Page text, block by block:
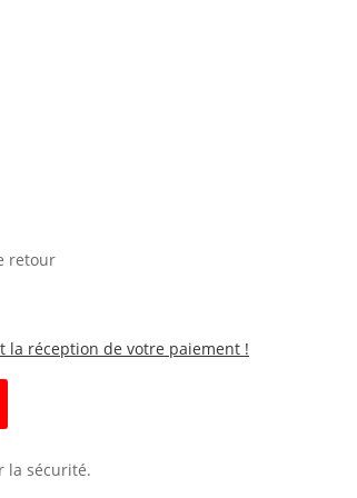
retour
la réception de votre paiement !
la sécurité.